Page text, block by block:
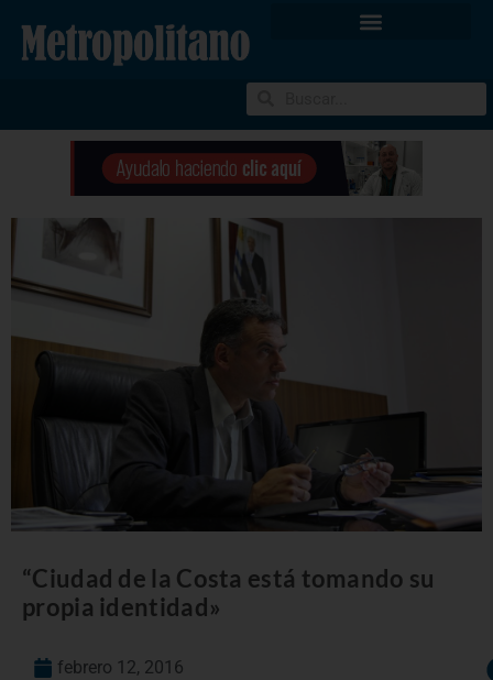
“Ciudad de la Costa está tomando su
propia identidad»
febrero 12, 2016